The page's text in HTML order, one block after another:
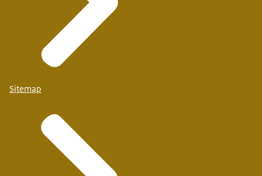
Sitemap